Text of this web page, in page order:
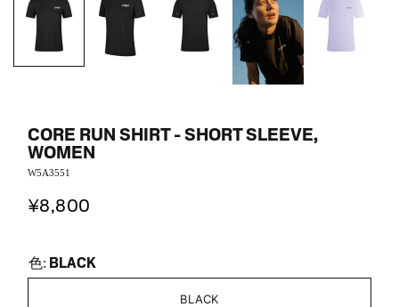
CORE RUN SHIRT - SHORT SLEEVE,
WOMEN
W5A3551
¥8,800
色: BLACK
BLACK